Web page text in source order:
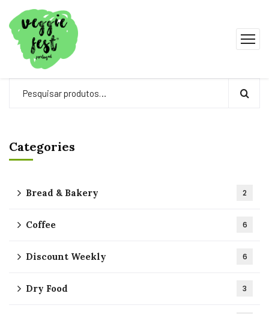
Categories
Bread & Bakery 2
Coffee 6
Discount Weekly 6
Dry Food 3